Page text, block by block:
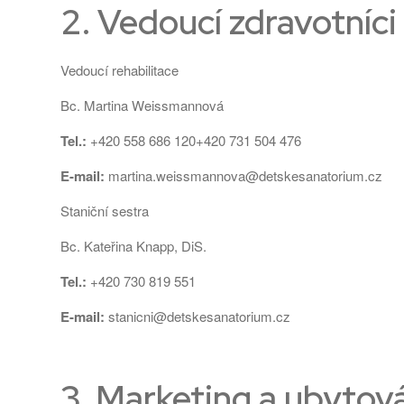
2. Vedoucí zdravotníci
Vedoucí rehabilitace
Bc. Martina Weissmannová
Tel.: +420 558 686 120+420 731 504 476
E-mail: martina.weissmannova@detskesanatorium.cz
Staniční sestra
Bc. Kateřina Knapp, DiS.
Tel.: +420 730 819 551
E-mail: stanicni@detskesanatorium.cz